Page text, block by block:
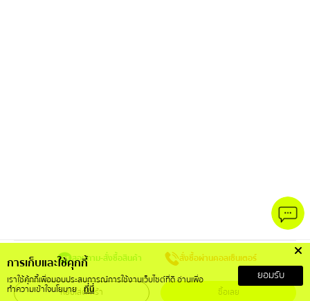
สอบถาม-สั่งซื้อสินค้า สั่งซื้อผ่านคอลเซ็นเตอร์
หยิบใส่ตะกร้า ซื้อเลย
การเก็บและใช้คุกกี้
เราใช้คุ้กกี้เพื่อมอบประสบการณ์การใช้งานเว็บไซต์ที่ดี อ่านเพื่อ
ทำความเข้าใจนโยบาย ที่นี่
ยอมรับ